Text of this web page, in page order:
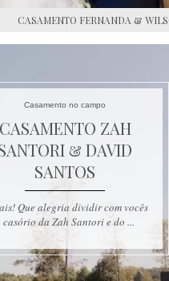
CASAMENTO FERNANDA &
Casamento no campo
CASAMENTO ZAH
& DAVID
SANTOS
Que alegria dividir com vocês
casório da Zah Santori e do ...